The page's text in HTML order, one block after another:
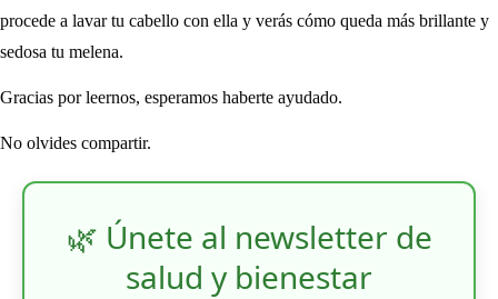
procede a lavar tu cabello con ella y verás cómo queda más brillante y
sedosa tu melena.
Gracias por leernos, esperamos haberte ayudado.
No olvides compartir.
🌿 Únete al newsletter de
salud y bienestar